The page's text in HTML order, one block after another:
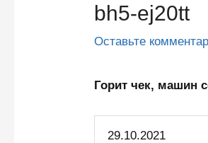
bh5-ej20tt
Оставьте
Горит чек, машин
29.10.2021